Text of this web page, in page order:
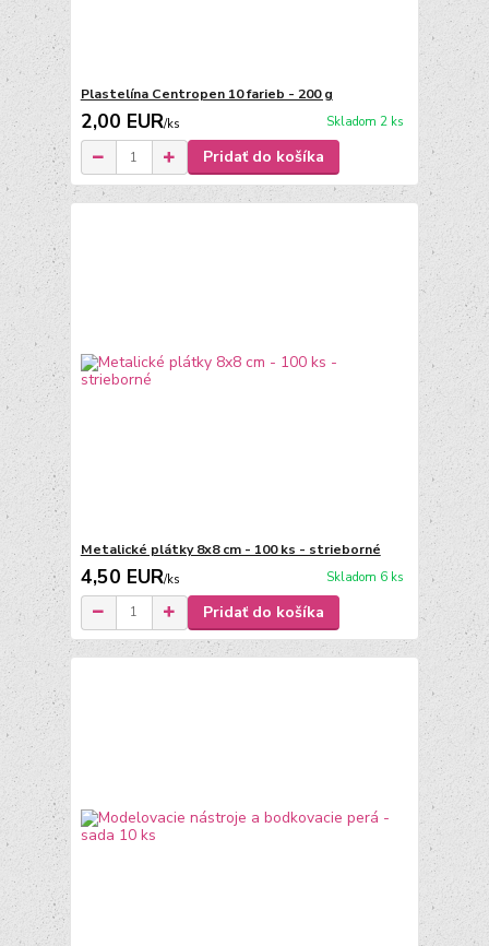
Plastelína Centropen 10 farieb - 200 g
2,00 EUR/ks Skladom 2 ks
Pridať do košíka
Metalické plátky 8x8 cm - 100 ks - strieborné
4,50 EUR/ks Skladom 6 ks
Pridať do košíka